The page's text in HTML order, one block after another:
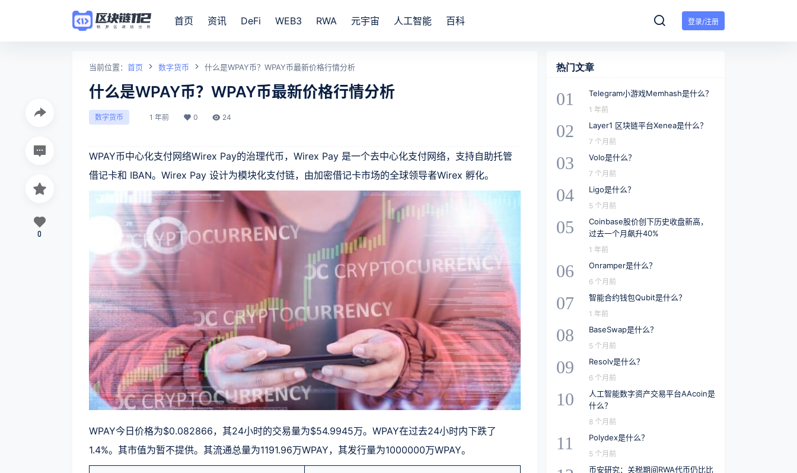
登录/注册
首页 资讯 DeFi WEB3 RWA 元宇宙 人工智能 百科
当前位置： 首页 数字货币 什么是WPAY币？WPAY币最新价格行情分析
什么是WPAY币？WPAY币最新价格行情分析
数字货币 1 年前 0 24
WPAY币中心化支付网络Wirex Pay的治理代币，Wirex Pay 是一个去中心化支付网络，支持自助托管
借记卡和 IBAN。Wirex Pay 设计为模块化支付链，由加密借记卡市场的全球领导者Wirex 孵化。
WPAY今日价格为$0.082866，其24小时的交易量为$54.9945万。WPAY在过去24小时内下跌了
1.4%。其市值为暂不提供。其流通总量为1191.96万WPAY，其发行量为1000000万WPAY。
0
热门文章
01 Telegram小游戏Memhash是什么？
1 年前
02 Layer1 区块链平台Xenea是什么？
7 个月前
03 Volo是什么？
7 个月前
04 Ligo是什么？
5 个月前
05
Coinbase股价创下历史收盘新高，
过去一个月飙升40%
1 年前
06 Onramper是什么？
6 个月前
07 智能合约钱包Qubit是什么？
1 年前
08 BaseSwap是什么？
5 个月前
09 Resolv是什么？
6 个月前
10
人工智能数字资产交易平台AAcoin是
什么？
8 个月前
11 Polydex是什么？
5 个月前
币安研究：关税期间RWA代币仍比比